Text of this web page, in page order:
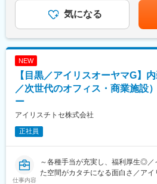
装飾金物で住空間に彩りを添える
それぞれの分野で圧倒的なトップ
先であるパブリックファニチャー
変更の範囲：会社の定める業務
■業務詳細
・ホテル、オフィスワークプレイ
デザイン、アートワーク選定
・着彩図面や3DCADなどを用いた
■作品例
■就業環境
し決定します。■賞与：年2回（6月
績及び人事評価に応じて変動）■昇
までも目安の金額であり、選考を
す。月給(月額)は固定手当を含めた
気になる
NEW
【目黒／アイリスオーヤマG】
／次世代のオフィス・商業施設
ー
アイリスチトセ株式会社
正社員
仕事内容
～各種手当が充実し、福利厚生◎／
た空間がカタチになる面白さ／アイ